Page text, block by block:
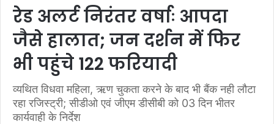
रेड अलर्ट निरंतर वर्षाः आपदा
जैसे हालात; जन दर्शन में फिर
भी पहुंचे 122 फरियादी
व्यथित विधवा महिला, ऋण चुकता करने के बाद भी बैंक नही लौटा
रहा रजिस्ट्री; सीडीओ एवं जीएम डीसीबी को 03 दिन भीतर
कार्यवाही के निर्देश